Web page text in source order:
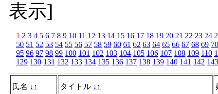
表示]
1 2 3 4 5 6 7 8 9 10 11 12 13 14 15 16 17 18 19 20 21 22 23 24
50 51 52 53 54 55 56 57 58 59 60 61 62 63 64 65 66 67 68 69 70
95 96 97 98 99 100 101 102 103 104 105 106 107 108 109 110
129 130 131 132 133 134 135 136 137 138 139 140 141 142 143
氏名 ↓ ↑ タイトル ↓ ↑